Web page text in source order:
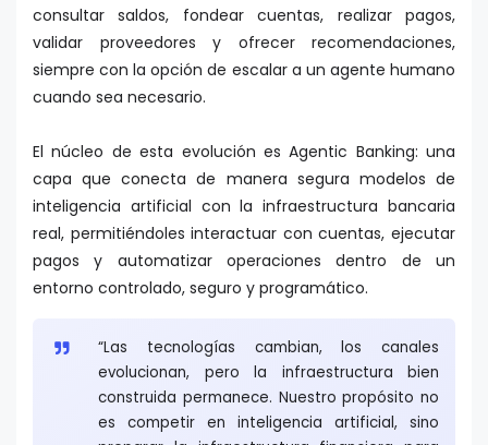
consultar saldos, fondear cuentas, realizar pagos,
validar proveedores y ofrecer recomendaciones,
siempre con la opción de escalar a un agente humano
cuando sea necesario.
El núcleo de esta evolución es Agentic Banking: una
capa que conecta de manera segura modelos de
inteligencia artificial con la infraestructura bancaria
real, permitiéndoles interactuar con cuentas, ejecutar
pagos y automatizar operaciones dentro de un
entorno controlado, seguro y programático.
“Las tecnologías cambian, los canales
evolucionan, pero la infraestructura bien
construida permanece. Nuestro propósito no
es competir en inteligencia artificial, sino